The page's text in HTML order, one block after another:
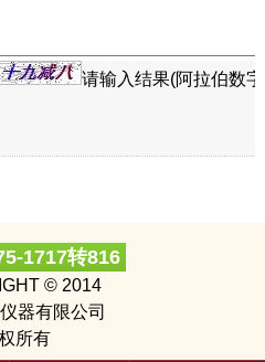
请输入结果(阿拉伯数
1717转816
© 2014
器有限公司
所有